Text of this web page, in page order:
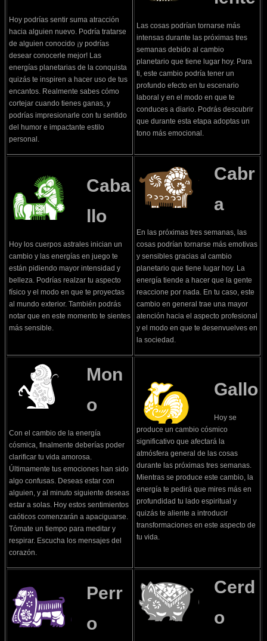
Hoy podrías sentir suma atracción
hacia alguien nuevo. Podría tratarse
de alguien conocido ¡y podrías
desear conocerle mejor! Las
energías planetarias de la conquista
quizás te inspiren a hacer uso de tus
encantos. Realmente sabes cómo
cortejar cuando tienes ganas, y
podrías impresionarle con tu sentido
del humor e impactante estilo
personal.
Las cosas podrían tornarse más
intensas durante las próximas tres
semanas debido al cambio
planetario que tiene lugar hoy. Para
ti, este cambio podría tener un
profundo efecto en tu escenario
laboral y en el modo en que te
conduces a diario. Podrás descubrir
que durante esta etapa adoptas un
tono más emocional.
Caba
llo
Hoy los cuerpos astrales inician un
cambio y las energías en juego te
están pidiendo mayor intensidad y
belleza. Podrías realzar tu aspecto
físico y el modo en que te proyectas
al mundo exterior. También podrás
notar que en este momento te sientes
más sensible.
Cabr
a
En las próximas tres semanas, las
cosas podrían tornarse más emotivas
y sensibles gracias al cambio
planetario que tiene lugar hoy. La
energía tiende a hacer que la gente
reaccione por nada. En tu caso, este
cambio en general trae una mayor
atención hacia el aspecto profesional
y el modo en que te desenvuelves en
la sociedad.
Mon
o
Con el cambio de la energía
cósmica, finalmente deberías poder
clarificar tu vida amorosa.
Últimamente tus emociones han sido
algo confusas. Deseas estar con
alguien, y al minuto siguiente deseas
estar a solas. Hoy estos sentimientos
caóticos comenzarán a apaciguarse.
Tómate un tiempo para meditar y
respirar. Escucha los mensajes del
corazón.
Gallo
Hoy se
produce un cambio cósmico
significativo que afectará la
atmósfera general de las cosas
durante las próximas tres semanas.
Mientras se produce este cambio, la
energía te pedirá que mires más en
profundidad tu lado espiritual y
quizás te aliente a introducir
transformaciones en este aspecto de
tu vida.
Perr
o
Cerd
o